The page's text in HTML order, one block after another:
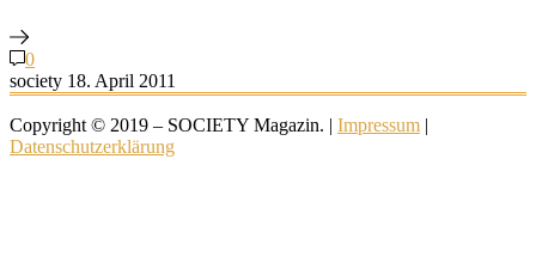
0
society 18. April 2011
Copyright © 2019 – SOCIETY Magazin. | Impressum |
Datenschutzerklärung